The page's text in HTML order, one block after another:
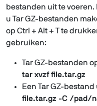
bestanden uit te
u Tar GZ-bestanden
op Ctrl + Alt + T te
gebruiken:
Tar GZ-bestanden
tar xvzf file.tar.gz
Een Tar GZ-
file.tar.gz -C /pad/